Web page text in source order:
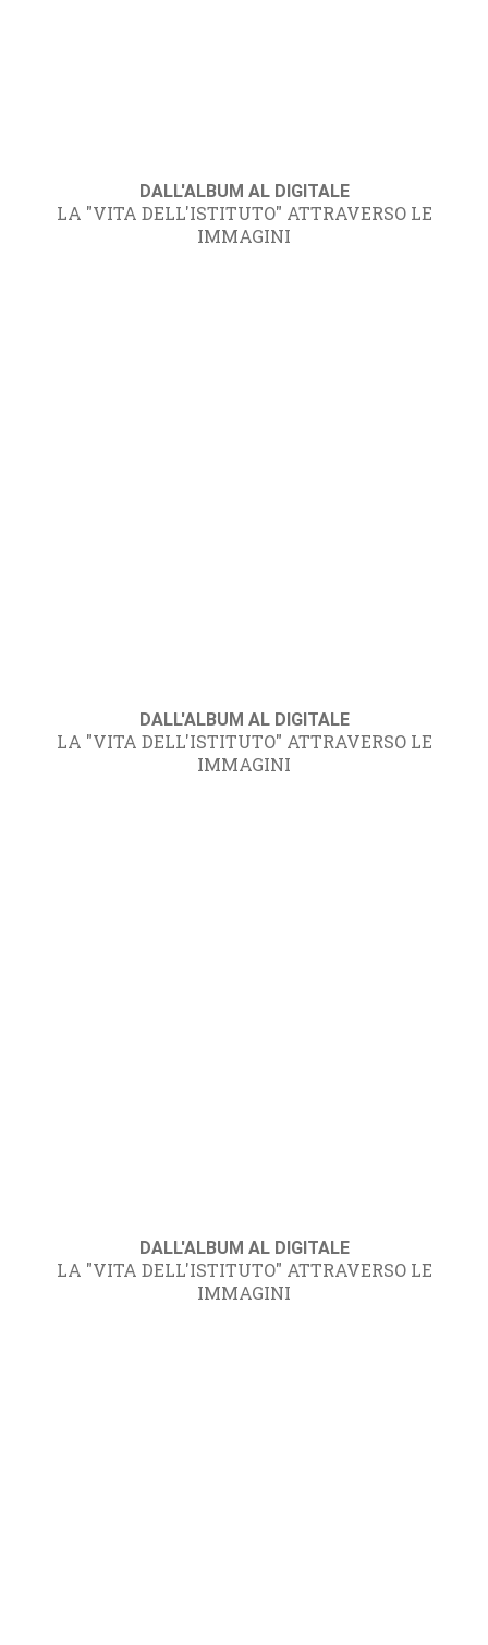
DALL'ALBUM AL DIGITALE
LA "VITA DELL'ISTITUTO" ATTRAVERSO LE
IMMAGINI
DALL'ALBUM AL DIGITALE
LA "VITA DELL'ISTITUTO" ATTRAVERSO LE
IMMAGINI
DALL'ALBUM AL DIGITALE
LA "VITA DELL'ISTITUTO" ATTRAVERSO LE
IMMAGINI